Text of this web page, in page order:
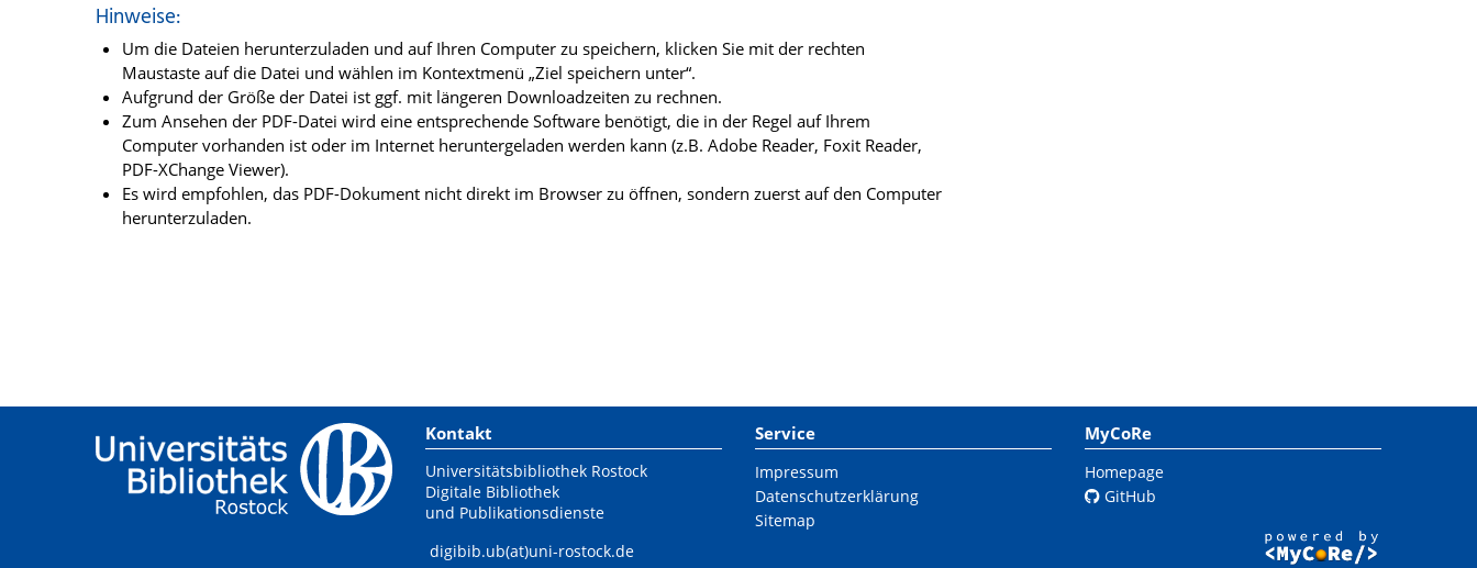
Hinweise:
Um die Dateien herunterzuladen und auf Ihren Computer zu speichern, klicken Sie mit der rechten
Maustaste auf die Datei und wählen im Kontextmenü „Ziel speichern unter“.
Aufgrund der Größe der Datei ist ggf. mit längeren Downloadzeiten zu rechnen.
Zum Ansehen der PDF-Datei wird eine entsprechende Software benötigt, die in der Regel auf Ihrem
Computer vorhanden ist oder im Internet heruntergeladen werden kann (z.B. Adobe Reader, Foxit Reader,
PDF-XChange Viewer).
Es wird empfohlen, das PDF-Dokument nicht direkt im Browser zu öffnen, sondern zuerst auf den Computer
herunterzuladen.
Kontakt
Universitätsbibliothek Rostock
Digitale Bibliothek
und Publikationsdienste
digibib.ub(at)uni-rostock.de
Service
Impressum
Datenschutzerklärung
Sitemap
MyCoRe
Homepage
GitHub